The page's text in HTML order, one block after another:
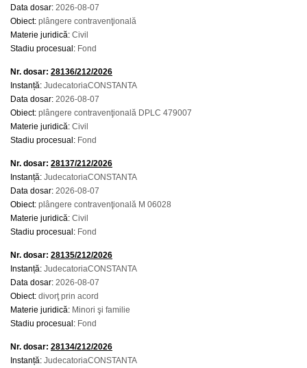
Data dosar: 2026-08-07
Obiect: plângere contravenţională
Materie juridică: Civil
Stadiu procesual: Fond
Nr. dosar: 28136/212/2026
Instanță: JudecatoriaCONSTANTA
Data dosar: 2026-08-07
Obiect: plângere contravenţională DPLC 479007
Materie juridică: Civil
Stadiu procesual: Fond
Nr. dosar: 28137/212/2026
Instanță: JudecatoriaCONSTANTA
Data dosar: 2026-08-07
Obiect: plângere contravenţională M 06028
Materie juridică: Civil
Stadiu procesual: Fond
Nr. dosar: 28135/212/2026
Instanță: JudecatoriaCONSTANTA
Data dosar: 2026-08-07
Obiect: divorţ prin acord
Materie juridică: Minori şi familie
Stadiu procesual: Fond
Nr. dosar: 28134/212/2026
Instanță: JudecatoriaCONSTANTA